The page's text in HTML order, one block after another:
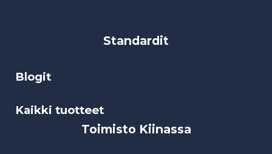
Standardit
Blogit
Kaikki tuotteet
Toimisto Kiinassa